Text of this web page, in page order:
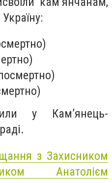
у Кам’янець-
з Захисником
Анатолієм